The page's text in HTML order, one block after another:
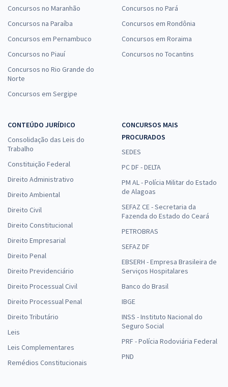
Concursos no Maranhão
Concursos na Paraíba
Concursos em Pernambuco
Concursos no Piauí
Concursos no Rio Grande do
Norte
Concursos em Sergipe
Concursos no Pará
Concursos em Rondônia
Concursos em Roraima
Concursos no Tocantins
CONTEÚDO JURÍDICO
Consolidação das Leis do
Trabalho
Constituição Federal
Direito Administrativo
Direito Ambiental
Direito Civil
Direito Constitucional
Direito Empresarial
Direito Penal
Direito Previdenciário
Direito Processual Civil
Direito Processual Penal
Direito Tributário
Leis
Leis Complementares
Remédios Constitucionais
CONCURSOS MAIS
PROCURADOS
SEDES
PC DF - DELTA
PM AL - Polícia Militar do Estado
de Alagoas
SEFAZ CE - Secretaria da
Fazenda do Estado do Ceará
PETROBRAS
SEFAZ DF
EBSERH - Empresa Brasileira de
Serviços Hospitalares
Banco do Brasil
IBGE
INSS - Instituto Nacional do
Seguro Social
PRF - Polícia Rodoviária Federal
PND